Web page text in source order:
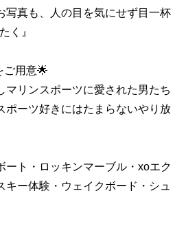
写真も、人の目を気にせず目一杯
く』
ご用意🌟
リンスポーツに愛された男たち
ーツ好きにはたまらないやり放
ート・ロッキンマーブル・xoエク
キー体験・ウェイクボード・シュ